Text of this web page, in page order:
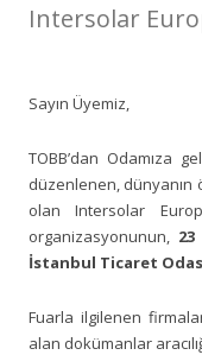
Intersolar
Sayın Üyemiz,
TOBB’dan Odamıza
düzenlenen, dünyanın
olan Intersolar
organizasyonunun,
İstanbul Ticaret
Fuarla ilgilenen
alan dokümanlar